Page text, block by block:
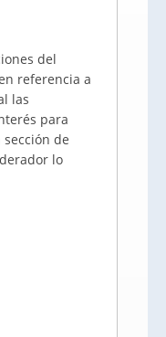
del
referencia a
las
para
de
lo